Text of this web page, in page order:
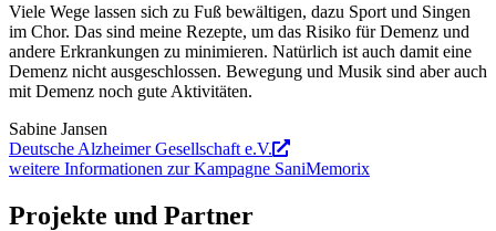
Viele Wege lassen sich zu Fuß bewältigen, dazu Sport und Singen
im Chor. Das sind meine Rezepte, um das Risiko für Demenz und
andere Erkrankungen zu minimieren. Natürlich ist auch damit eine
Demenz nicht ausgeschlossen. Bewegung und Musik sind aber auch
mit Demenz noch gute Aktivitäten.
Sabine Jansen
Deutsche Alzheimer Gesellschaft e.V.
weitere Informationen zur Kampagne SaniMemorix
Projekte und Partner